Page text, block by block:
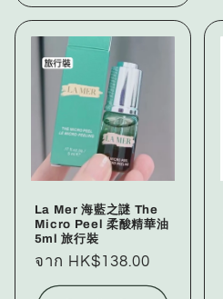
La Mer 海藍之謎 The
Micro Peel 柔酸精華油
5ml 旅行裝
ราคา
ปกติ
จาก HK$138.00